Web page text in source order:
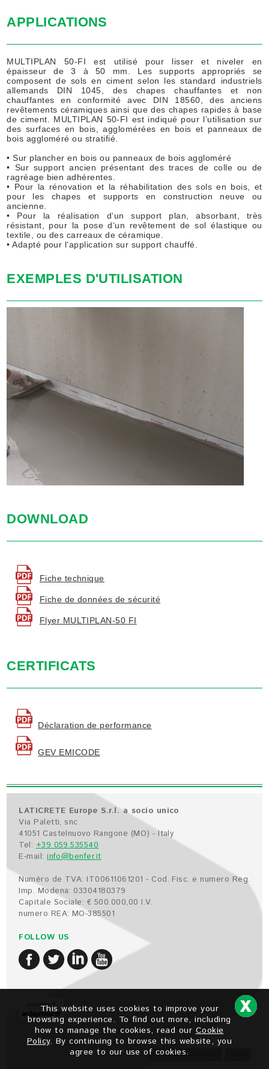
This website uses cookies to improve your
browsing experience. To find out more, including
how to manage the cookies, read ourCookie
Policy. By continuing to browse this website, you
agree to our use of cookies.
APPLICATIONS
MULTIPLAN 50-FI est utilisé pour lisser et niveler en
épaisseur de 3 à 50 mm. Les supports appropriés se
composent de sols en ciment selon les standard industriels
allemands DIN 1045, des chapes chauffantes et non
chauffantes en conformité avec DIN 18560, des anciens
revêtements céramiques ainsi que des chapes rapides à base
de ciment. MULTIPLAN 50-FI est indiqué pour l’utilisation sur
des surfaces en bois, agglomérées en bois et panneaux de
bois aggloméré ou stratifié.
• Sur plancher en bois ou panneaux de bois aggloméré
• Sur support ancien présentant des traces de colle ou de
ragréage bien adhérentes.
• Pour la rénovation et la réhabilitation des sols en bois, et
pour les chapes et supports en construction neuve ou
ancienne.
• Pour la réalisation d‘un support plan, absorbant, très
résistant, pour la pose d‘un revêtement de sol élastique ou
textile, ou des carreaux de céramique.
• Adapté pour l‘application sur support chauffé.
EXEMPLES D'UTILISATION
DOWNLOAD
Fiche technique
Fiche de données de sécurité
Flyer MULTIPLAN-50 FI
CERTIFICATS
Déclaration de performance
GEV EMICODE
LATICRETE Europe S.r.l. a socio unico
Via Paletti, snc
41051 Castelnuovo Rangone (MO) - Italy
Tel: +39 059.535540
E-mail:info@benfer.it
Numéro de TVA: IT00611061201 - Cod. Fisc. e numero Reg.
Imp. Modena: 03304180379
Capitale Sociale: € 500.000,00 I.V.
numero REA: MO-385501
FOLLOW US
privacy & cookie policy